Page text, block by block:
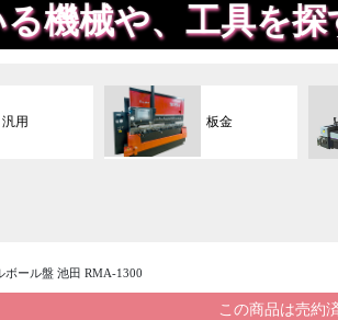
を探すことも
汎用 板金
ボール盤 池田 RMA-1300
この商品は売約